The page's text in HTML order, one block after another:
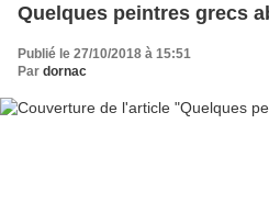
Quelques peintres grecs
Publié le 27/10/2018 à 15:51
Par dornac